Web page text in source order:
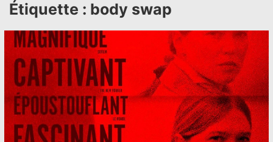
Étiquette : body swap